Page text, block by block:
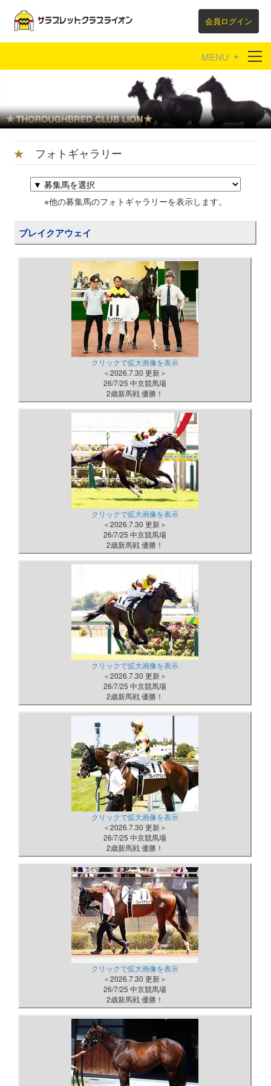
会員ログイン
育成牧場紹介
★ フォトギャラリー
※他の募集馬のフォトギャラリーを表示します。
ブレイクアウェイ
クリックで拡大画像を表示
＜2026.7.30 更新＞
26/7/25 中京競馬場
2歳新馬戦 優勝！
クリックで拡大画像を表示
＜2026.7.30 更新＞
26/7/25 中京競馬場
2歳新馬戦 優勝！
クリックで拡大画像を表示
＜2026.7.30 更新＞
26/7/25 中京競馬場
2歳新馬戦 優勝！
クリックで拡大画像を表示
＜2026.7.30 更新＞
26/7/25 中京競馬場
2歳新馬戦 優勝！
クリックで拡大画像を表示
＜2026.7.30 更新＞
26/7/25 中京競馬場
2歳新馬戦 優勝！